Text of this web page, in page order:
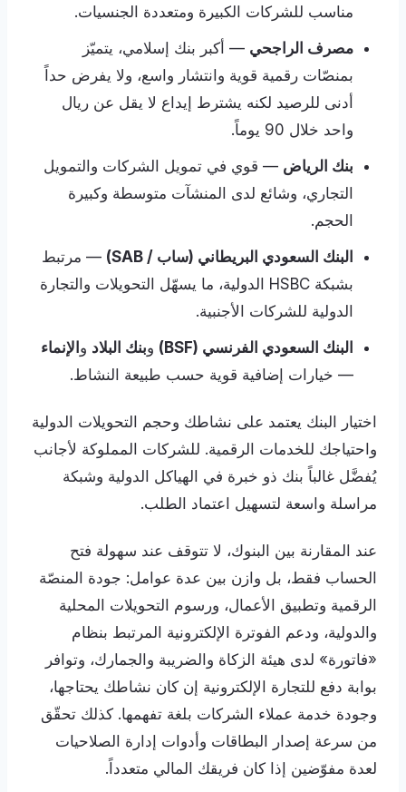
مناسب للشركات الكبيرة ومتعددة الجنسيات.
مصرف الراجحي — أكبر بنك إسلامي، يتميّز
بمنصّات رقمية قوية وانتشار واسع، ولا يفرض حداً
أدنى للرصيد لكنه يشترط إيداع لا يقل عن ريال
واحد خلال 90 يوماً.
بنك الرياض — قوي في تمويل الشركات والتمويل
التجاري، وشائع لدى المنشآت متوسطة وكبيرة
الحجم.
البنك السعودي البريطاني (ساب / SAB)
— مرتبط
بشبكة HSBC الدولية، ما يسهّل التحويلات والتجارة
الدولية للشركات الأجنبية.
البنك السعودي الفرنسي (BSF)
وبنك البلاد و الإنماء
— خيارات إضافية قوية حسب طبيعة النشاط.
اختيار البنك يعتمد على نشاطك وحجم التحويلات الدولية
واحتياجك للخدمات الرقمية. للشركات المملوكة لأجانب
يُفضَّل غالباً بنك ذو خبرة في الهياكل الدولية وشبكة
مراسلة واسعة لتسهيل اعتماد الطلب.
عند المقارنة بين البنوك، لا تتوقف عند سهولة فتح
الحساب فقط، بل وازن بين عدة عوامل: جودة المنصّة
الرقمية وتطبيق الأعمال، ورسوم التحويلات المحلية
والدولية، ودعم الفوترة الإلكترونية المرتبط بنظام
«فاتورة» لدى هيئة الزكاة والضريبة والجمارك، وتوافر
بوابة دفع للتجارة الإلكترونية إن كان نشاطك يحتاجها،
وجودة خدمة عملاء الشركات بلغة تفهمها. كذلك تحقّق
من سرعة إصدار البطاقات وأدوات إدارة الصلاحيات
لعدة مفوّضين إذا كان فريقك المالي متعدداً.